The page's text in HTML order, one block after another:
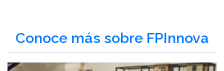
Conoce más sobre FPInnova